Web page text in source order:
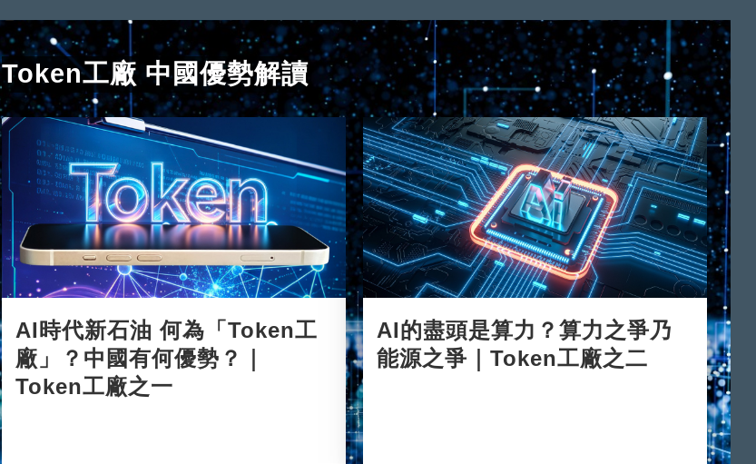
Token工廠 中國優勢解讀
AI時代新石油 何為「Token工
廠」？中國有何優勢？｜
Token工廠之一
AI的盡頭是算力？算力之爭乃
能源之爭｜Token工廠之二